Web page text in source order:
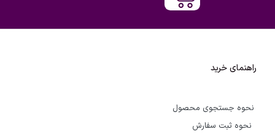
راهنمای خرید
نحوه جستجوی محصول
نحوه ثبت سفارش